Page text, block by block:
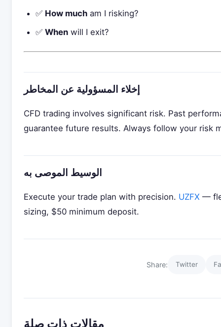
✅ How much am I risking?
✅ When will I exit?
إخلاء المسؤولية عن المخاطر
CFD trading involves significant risk. Past
guarantee future results. Always follow your risk
الوسيط الموصى به
Execute your trade plan with precision. UZFX —
sizing, $50 minimum deposit.
Share: Twitter
مقالات ذات صلة